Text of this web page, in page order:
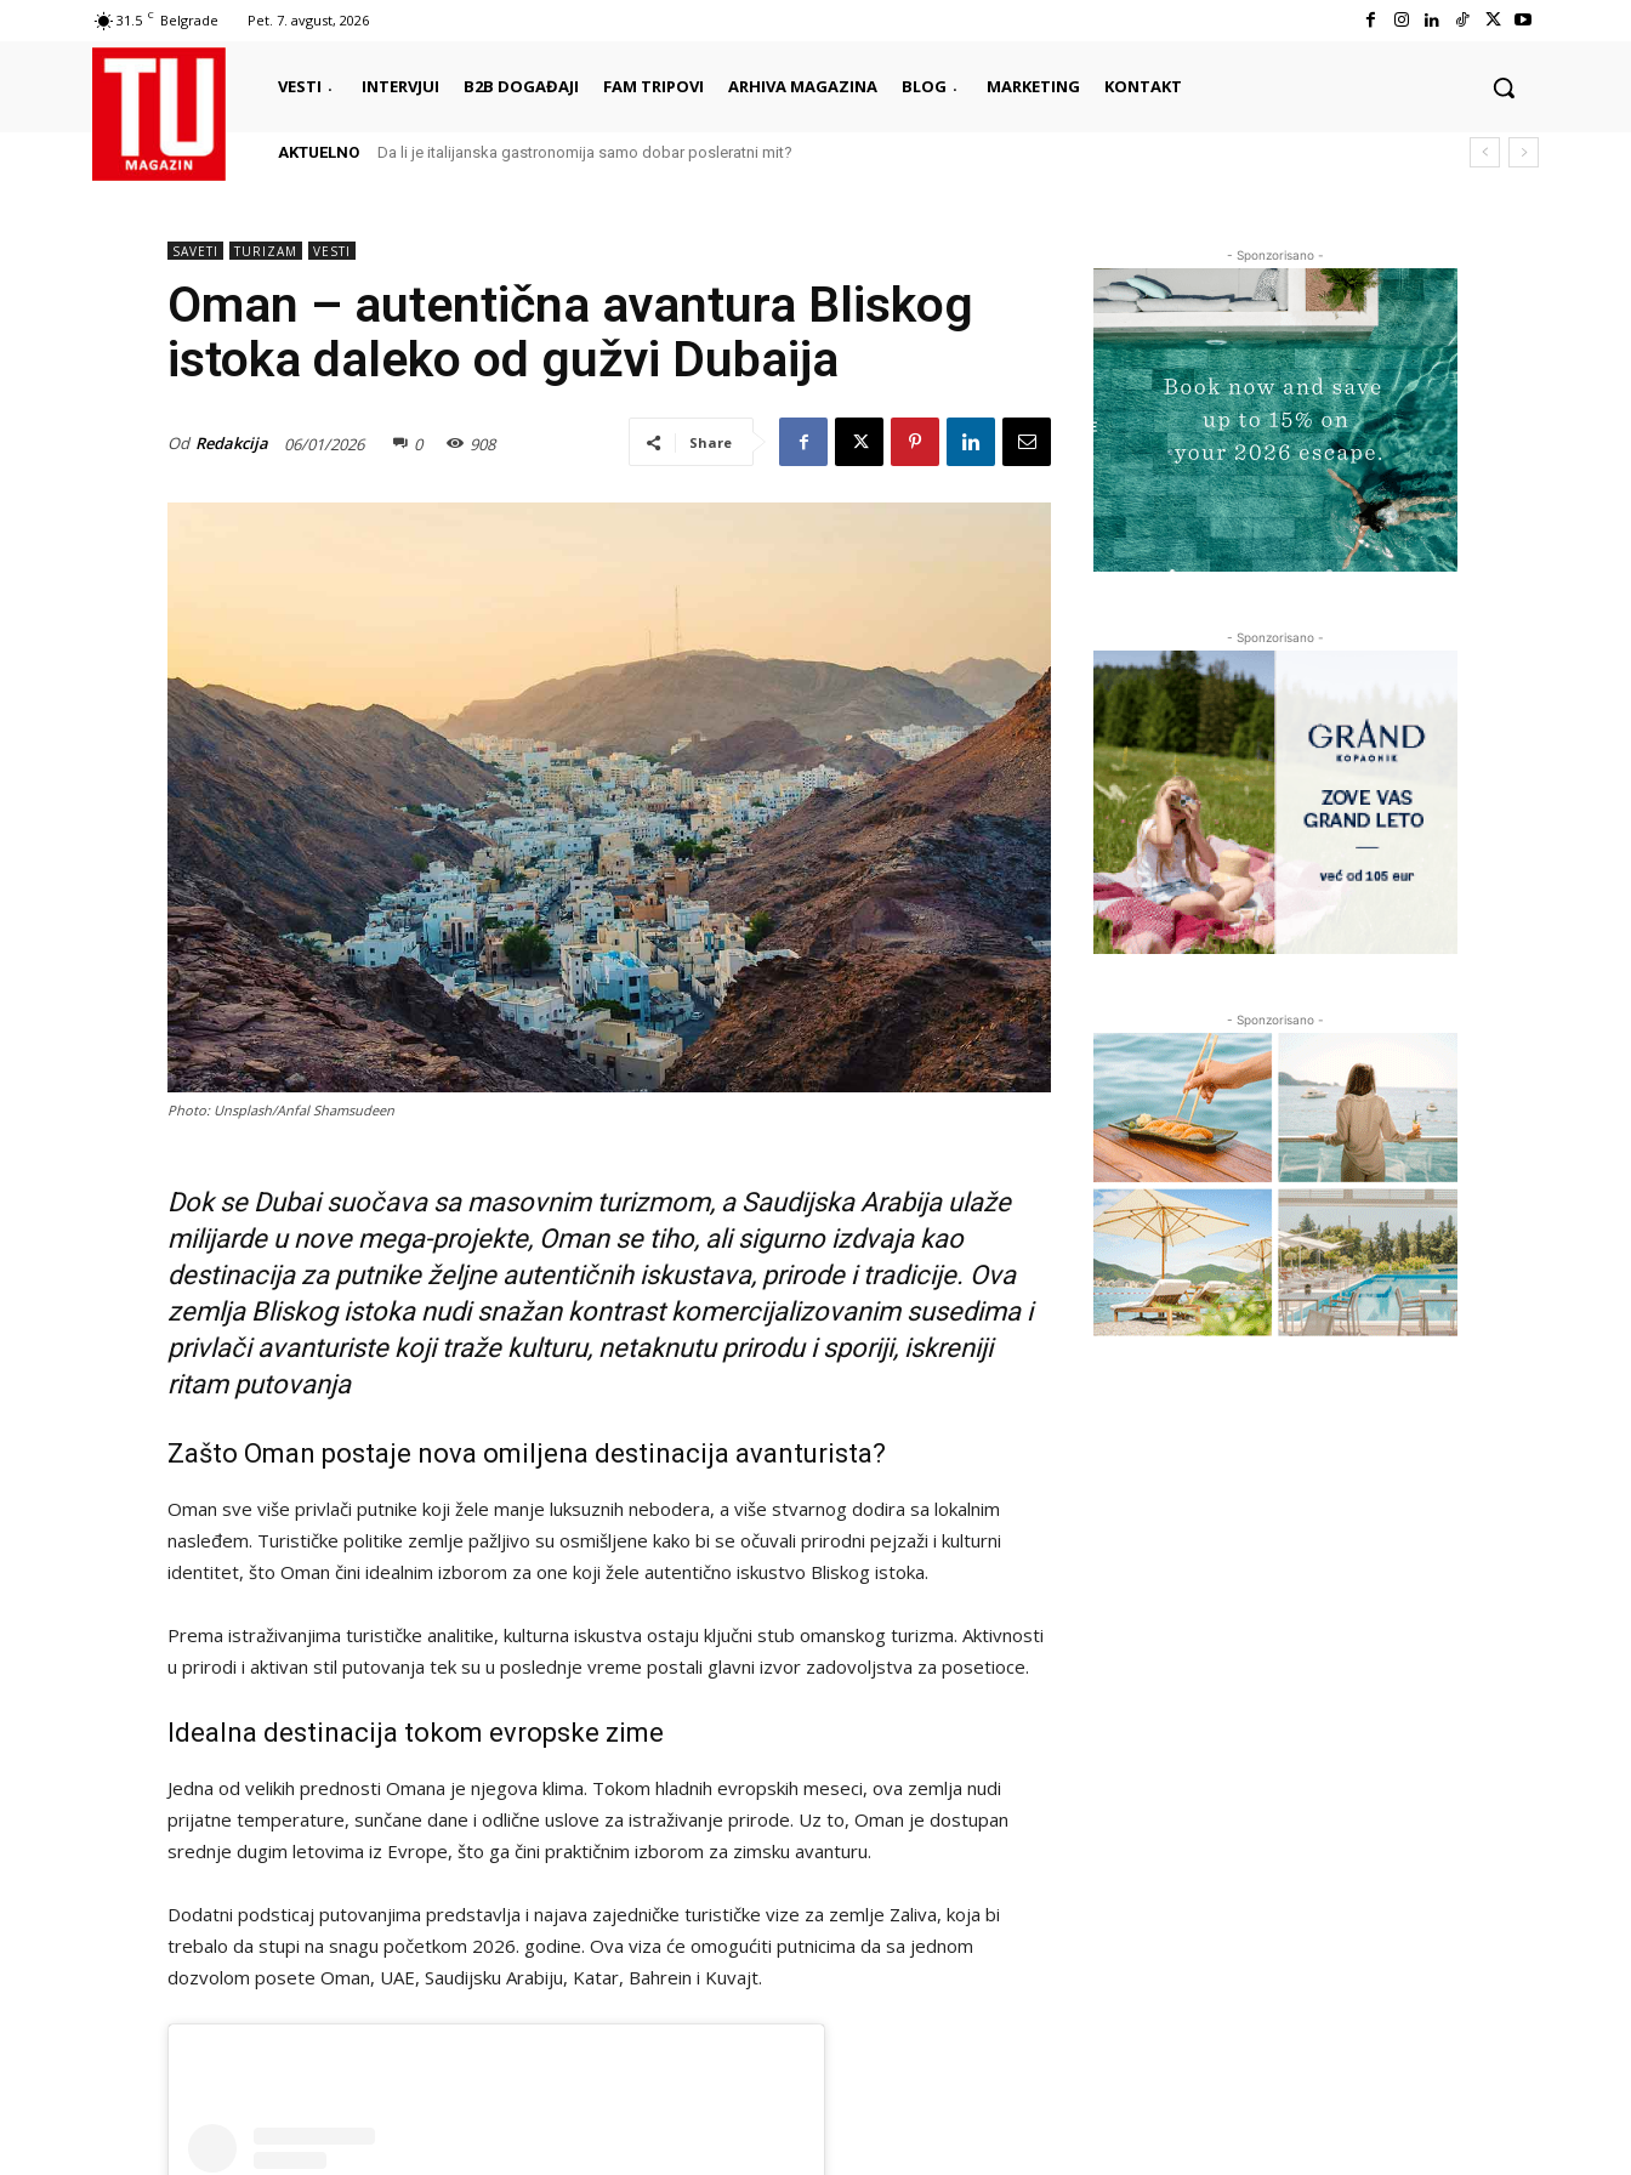
31.5 C Belgrade Pet. 7. avgust, 2026
VESTI INTERVJUI B2B DOGAĐAJI FAM TRIPOVI ARHIVA MAGAZINA BLOG MARKETING KONTAKT
AKTUELNO Da li je italijanska gastronomija samo dobar posleratni mit?
Local lore hunting – grad je najbolje upoznati kroz njegove ljude i tradiciju
SAVETI TURIZAM VESTI
Oman – autentična avantura Bliskog
istoka daleko od gužvi Dubaija
Od Redakcija 06/01/2026 0 908 Share
Photo: Unsplash/Anfal Shamsudeen
Dok se Dubai suočava sa masovnim turizmom, a Saudijska Arabija ulaže
milijarde u nove mega-projekte, Oman se tiho, ali sigurno izdvaja kao
destinacija za putnike željne autentičnih iskustava, prirode i tradicije. Ova
zemlja Bliskog istoka nudi snažan kontrast komercijalizovanim susedima i
privlači avanturiste koji traže kulturu, netaknutu prirodu i sporiji, iskreniji
ritam putovanja
Zašto Oman postaje nova omiljena destinacija avanturista?
Oman sve više privlači putnike koji žele manje luksuznih nebodera, a više stvarnog dodira sa lokalnim
nasleđem. Turističke politike zemlje pažljivo su osmišljene kako bi se očuvali prirodni pejzaži i kulturni
identitet, što Oman čini idealnim izborom za one koji žele autentično iskustvo Bliskog istoka.
Prema istraživanjima turističke analitike, kulturna iskustva ostaju ključni stub omanskog turizma. Aktivnosti
u prirodi i aktivan stil putovanja tek su u poslednje vreme postali glavni izvor zadovoljstva za posetioce.
Idealna destinacija tokom evropske zime
Jedna od velikih prednosti Omana je njegova klima. Tokom hladnih evropskih meseci, ova zemlja nudi
prijatne temperature, sunčane dane i odlične uslove za istraživanje prirode. Uz to, Oman je dostupan
srednje dugim letovima iz Evrope, što ga čini praktičnim izborom za zimsku avanturu.
Dodatni podsticaj putovanjima predstavlja i najava zajedničke turističke vize za zemlje Zaliva, koja bi
trebalo da stupi na snagu početkom 2026. godine. Ova viza će omogućiti putnicima da sa jednom
dozvolom posete Oman, UAE, Saudijsku Arabiju, Katar, Bahrein i Kuvajt.
- Sponzorisano -
- Sponzorisano -
- Sponzorisano -